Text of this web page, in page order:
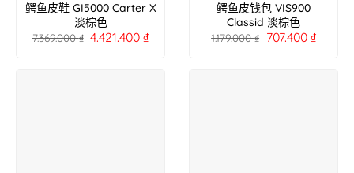
鳄鱼皮鞋 GI5000 Carter X
淡棕色
7.369.000₫ 4.421.400₫
鳄鱼皮钱包 VIS900
Classid 淡棕色
1.179.000₫ 707.400 ₫